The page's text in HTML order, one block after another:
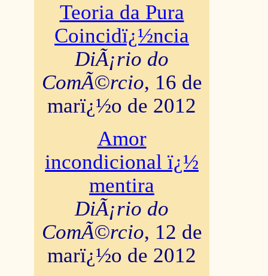
Teoria da Pura
Coincidï¿½ncia
DiÃ¡rio do
ComÃ©rcio, 16 de
marï¿½o de 2012
Amor
incondicional ï¿½
mentira
DiÃ¡rio do
ComÃ©rcio, 12 de
marï¿½o de 2012